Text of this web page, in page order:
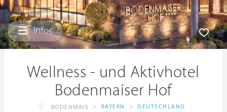
Infos
Wellness - und Aktivhotel
Bodenmaiser Hof
BODENMAIS > BAYERN > DEUTSCHLAND